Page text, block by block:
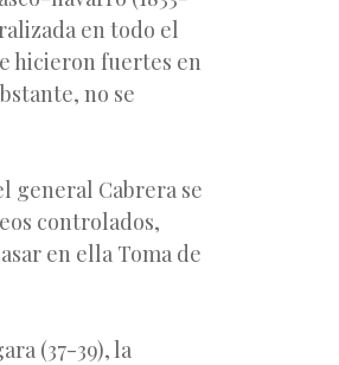
en todo el
hicieron fuertes en
no se
general Cabrera se
controlados,
en ella Toma de
(37-39), la